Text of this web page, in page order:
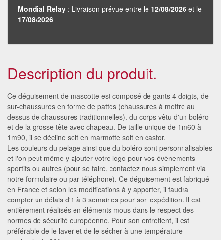
Mondial Relay : Livraison prévue entre le 12/08/2026 et le
17/08/2026
Description du produit.
Ce déguisement de mascotte est composé de gants 4 doigts, de
sur-chaussures en forme de pattes (chaussures à mettre au
dessus de chaussures traditionnelles), du corps vêtu d'un boléro
et de la grosse tête avec chapeau. De taille unique de 1m60 à
1m90, il se décline soit en marmotte soit en castor.
Les couleurs du pelage ainsi que du boléro sont personnalisables
et l'on peut même y ajouter votre logo pour vos évènements
sportifs ou autres (pour se faire, contactez nous simplement via
notre formulaire ou par téléphone). Ce déguisement est fabriqué
en France et selon les modifications à y apporter, il faudra
compter un délais d'1 à 3 semaines pour son expédition. Il est
entièrement réalisés en éléments mous dans le respect des
normes de sécurité européenne. Pour son entretient, il est
préférable de le laver et de le sécher à une température